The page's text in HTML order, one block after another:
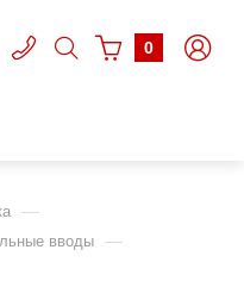
0
—
вводы —